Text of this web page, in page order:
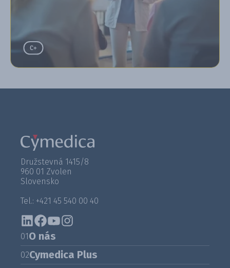
Družstevná 1415/8
960 01 Zvolen
Slovensko
Tel.: +421 45 540 00 40
01O nás
02Cymedica Plus